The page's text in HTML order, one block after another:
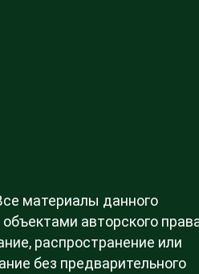
материалы данного
авторского
распространение или
без предварительного